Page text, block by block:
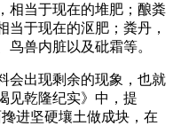
相当于现在的堆肥；酿粪
当于现在的沤肥；粪丹，
兽内脏以及砒霜等。
出现剩余的现象，也就
见乾隆纪实》中，提
进坚硬壤土做成块，在